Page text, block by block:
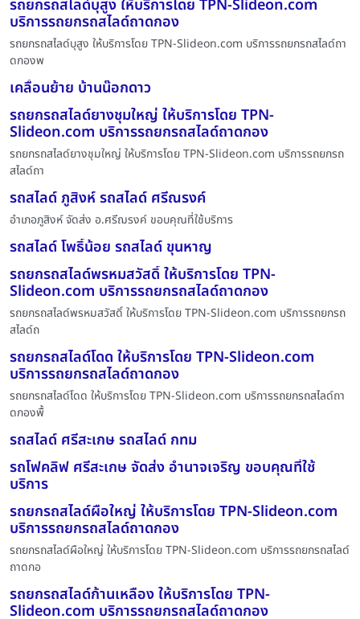
รถยกรถสไลด์บุสูง ให้บริการโดย TPN-Slideon.com
บริการรถยกรถสไลด์ถาดกอง
รถยกรถสไลด์บุสูง ให้บริการโดย TPN-Slideon.com บริการรถยกรถสไลด์ถา
ดกองพ
เคลื่อนย้าย บ้านน๊อกดาว
รถยกรถสไลด์ยางชุมใหญ่ ให้บริการโดย TPN-
Slideon.com บริการรถยกรถสไลด์ถาดกอง
รถยกรถสไลด์ยางชุมใหญ่ ให้บริการโดย TPN-Slideon.com บริการรถยกรถ
สไลด์ถา
รถสไลด์ ภูสิงห์ รถสไลด์ ศรีณรงค์
อำเภอภูสิงห์ จัดส่ง อ.ศรีฌรงค์ ขอบคุณที่ใช้บริการ
รถสไลด์ โพธิ์น้อย รถสไลด์ ขุนหาญ
รถยกรถสไลด์พรหมสวัสดิ์ ให้บริการโดย TPN-
Slideon.com บริการรถยกรถสไลด์ถาดกอง
รถยกรถสไลด์พรหมสวัสดิ์ ให้บริการโดย TPN-Slideon.com บริการรถยกรถ
สไลด์ถ
รถยกรถสไลด์โดด ให้บริการโดย TPN-Slideon.com
บริการรถยกรถสไลด์ถาดกอง
รถยกรถสไลด์โดด ให้บริการโดย TPN-Slideon.com บริการรถยกรถสไลด์ถา
ดกองพื้
รถสไลด์ ศรีสะเกษ รถสไลด์ กทม
รถโฟคลิฟ ศรีสะเกษ จัดส่ง อำนาจเจริญ ขอบคุณที่ใช้
บริการ
รถยกรถสไลด์ผือใหญ่ ให้บริการโดย TPN-Slideon.com
บริการรถยกรถสไลด์ถาดกอง
รถยกรถสไลด์ผือใหญ่ ให้บริการโดย TPN-Slideon.com บริการรถยกรถสไลด์
ถาดกอ
รถยกรถสไลด์ก้านเหลือง ให้บริการโดย TPN-
Slideon.com บริการรถยกรถสไลด์ถาดกอง